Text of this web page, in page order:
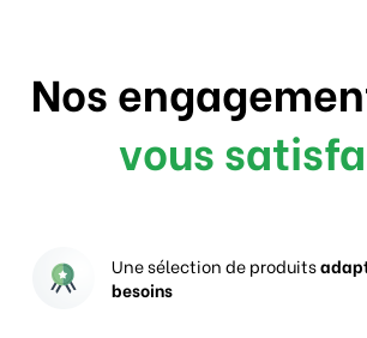
Nos
vous
Une sélection de produits
besoins